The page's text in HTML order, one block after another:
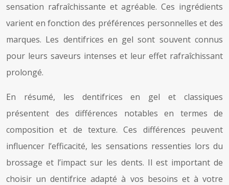
sensation rafraîchissante et agréable. Ces ingrédients
varient en fonction des préférences personnelles et des
marques. Les dentifrices en gel sont souvent connus
pour leurs saveurs intenses et leur effet rafraîchissant
prolongé.
En résumé, les dentifrices en gel et classiques
présentent des différences notables en termes de
composition et de texture. Ces différences peuvent
influencer l’efficacité, les sensations ressenties lors du
brossage et l’impact sur les dents. Il est important de
choisir un dentifrice adapté à vos besoins et à votre